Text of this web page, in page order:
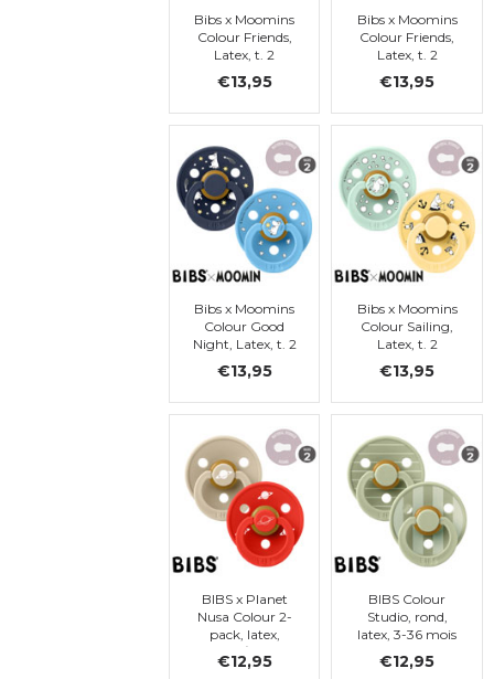
Bibs x Moomins
Colour Friends,
Latex, t. 2
€13,95
Bibs x Moomins
Colour Friends,
Latex, t. 2
€13,95
Bibs x Moomins
Colour Good
Night, Latex, t. 2
€13,95
Bibs x Moomins
Colour Sailing,
Latex, t. 2
€13,95
BIBS x Planet
Nusa Colour 2-
pack, latex,
Vanilla/Candy
Apple - t. 2
€12,95
BIBS Colour
Studio, rond,
latex, 3-36 mois
€12,95